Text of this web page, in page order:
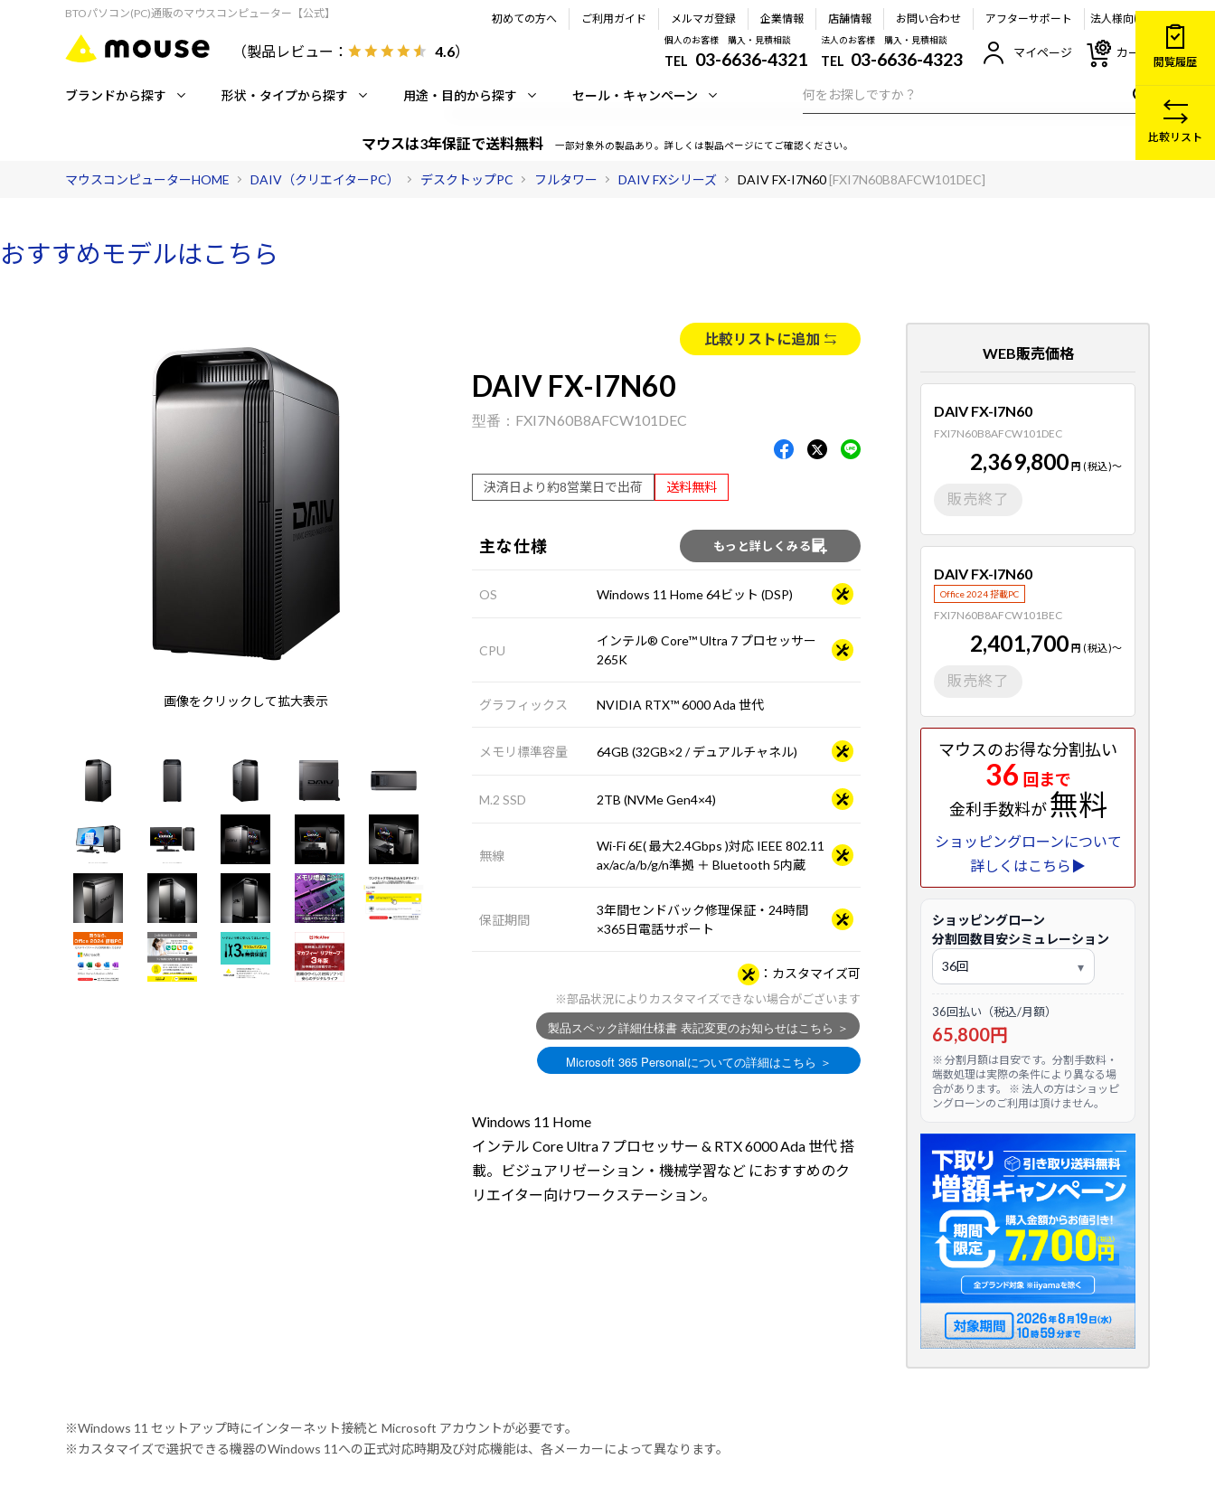
BTOパソコン(PC)通販のマウスコンピューター【公式】
（製品レビュー： 4.6）
初めての方へ ご利用ガイド メルマガ登録 企業情報 店舗情報 お問い合わせ アフターサポート 法人様向け
個人のお客様 購入・見積相談
TEL 03-6636-4321
法人のお客様 購入・見積相談
TEL 03-6636-4323 マイページ カート
ブランドから探す 形状・タイプから探す 用途・目的から探す セール・キャンペーン
マウスは3年保証で送料無料 一部対象外の製品あり。詳しくは製品ページにてご確認ください。
マウスコンピューターHOME DAIV（クリエイターPC） デスクトップPC フルタワー DAIV FXシリーズ DAIV FX-I7N60 [FXI7N60B8AFCW101DEC]
おすすめモデルはこちら
画像をクリックして拡大表示
比較リストに追加
DAIV FX-I7N60
FXI7N60B8AFCW101DEC
決済日より約8営業日で出荷 送料無料
主な仕様 もっと詳しくみる
OS Windows 11 Home 64ビット (DSP)
CPU
インテル® Core™ Ultra 7 プロセッサー
265K
グラフィックス NVIDIA RTX™ 6000 Ada 世代
メモリ標準容量 64GB (32GB×2 / デュアルチャネル)
M.2 SSD 2TB (NVMe Gen4×4)
無線
Wi-Fi 6E( 最大2.4Gbps )対応 IEEE 802.11
ax/ac/a/b/g/n準拠 ＋ Bluetooth 5内蔵
保証期間
3年間センドバック修理保証・24時間
×365日電話サポート
カスタマイズ可
※部品状況によりカスタマイズできない場合がございます
Windows 11 Home
インテル Core Ultra 7 プロセッサー & RTX 6000 Ada 世代 搭
載。ビジュアリゼーション・機械学習など におすすめのク
リエイター向けワークステーション。
WEB販売価格
DAIV FX-I7N60
FXI7N60B8AFCW101DEC
2,369,800 円 (税込)～
販売終了
DAIV FX-I7N60
Office 2024 搭載PC
FXI7N60B8AFCW101BEC
2,401,700 円 (税込)～
販売終了
マウスのお得な分割払い
36 回まで
金利手数料が無料
ショッピングローンについて
詳しくはこちら▶
ショッピングローン
分割回数目安シミュレーション
36回払い（税込/月額）
65,800円
※ 分割月額は目安です。分割手数料・
端数処理は実際の条件により異なる場
合があります。 ※ 法人の方はショッピ
ングローンのご利用は頂けません。
※Windows 11 セットアップ時にインターネット接続と Microsoft アカウントが必要です。
※カスタマイズで選択できる機器のWindows 11への正式対応時期及び対応機能は、各メーカーによって異なります。
閲覧履歴
比較リスト